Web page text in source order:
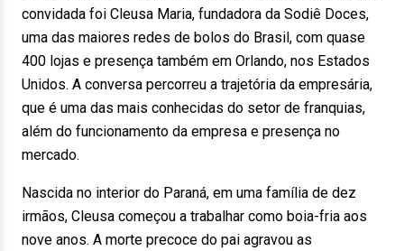
convidada foi Cleusa Maria, fundadora da Sodiê Doces,
uma das maiores redes de bolos do Brasil, com quase
400 lojas e presença também em Orlando, nos Estados
Unidos. A conversa percorreu a trajetória da empresária,
que é uma das mais conhecidas do setor de franquias,
além do funcionamento da empresa e presença no
mercado.
Nascida no interior do Paraná, em uma família de dez
irmãos, Cleusa começou a trabalhar como boia-fria aos
nove anos. A morte precoce do pai agravou as